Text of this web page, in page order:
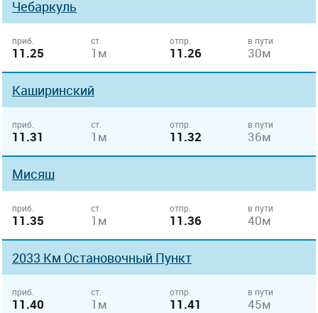
Чебаркуль
приб.
11.25
ст.
1м
отпр.
11.26
в пути
30м
Каширинский
приб.
11.31
ст.
1м
отпр.
11.32
в пути
36м
Мисяш
приб.
11.35
ст.
1м
отпр.
11.36
в пути
40м
2033 Км Остановочный Пункт
приб.
11.40
ст.
1м
отпр.
11.41
в пути
45м